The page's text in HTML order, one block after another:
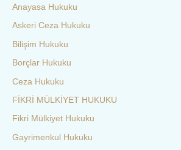
Anayasa Hukuku
Askeri Ceza Hukuku
Bilişim Hukuku
Borçlar Hukuku
Ceza Hukuku
FİKRİ MÜLKİYET HUKUKU
Fikri Mülkiyet Hukuku
Gayrimenkul Hukuku